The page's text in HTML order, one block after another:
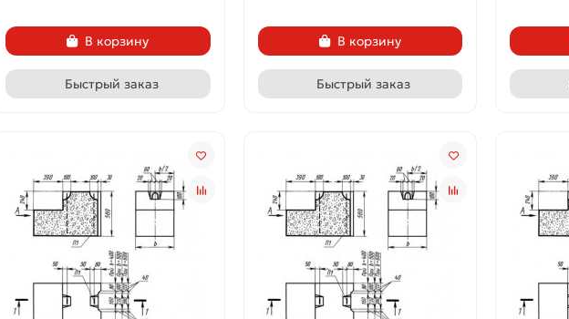
В корзину
Быстрый заказ
В корзину
Быстрый заказ